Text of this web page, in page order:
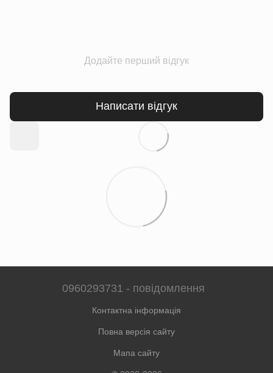
Додайте перший відгук
Написати відгук
0960293731 - повідомлення
Контактна інформація
Повна версія сайту
Мапа сайту